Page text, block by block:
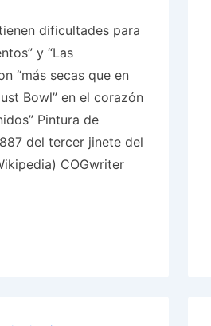
dificultades para
y “Las
“más secas que en
Bowl” en el corazón
Pintura de
del tercer jinete del
COGwriter